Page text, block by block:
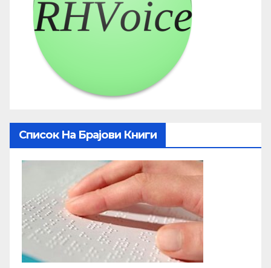
Список На Брајови Книги